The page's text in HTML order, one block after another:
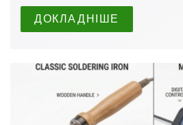
ДОКЛАДНІШЕ